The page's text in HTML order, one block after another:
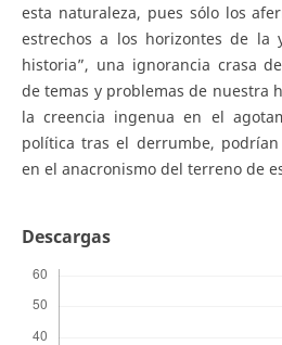
esta naturaleza, pues sólo los
estrechos a los horizontes de la
historia”, una ignorancia crasa
de temas y problemas de nuestra
la creencia ingenua en el
política tras el derrumbe,
en el anacronismo del terreno de
Descargas